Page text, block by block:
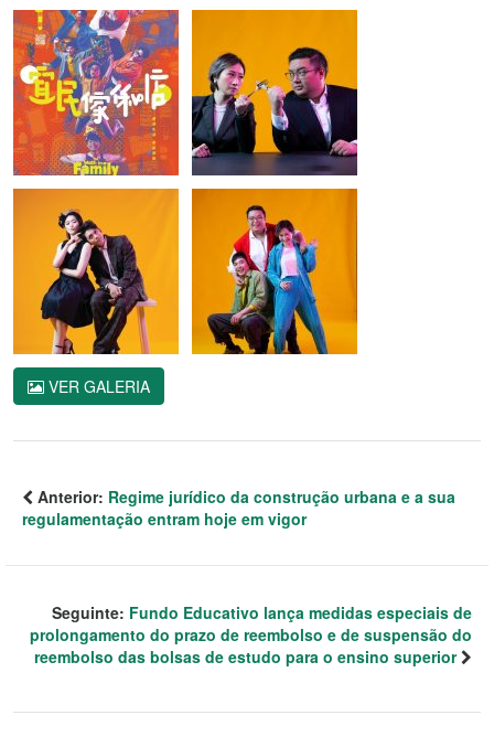
VER GALERIA
Anterior: Regime jurídico da construção urbana e a sua
regulamentação entram hoje em vigor
Seguinte: Fundo Educativo lança medidas especiais de
prolongamento do prazo de reembolso e de suspensão do
reembolso das bolsas de estudo para o ensino superior